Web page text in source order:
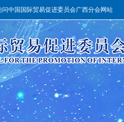
问中国国际贸易促进委员会广西分会网站